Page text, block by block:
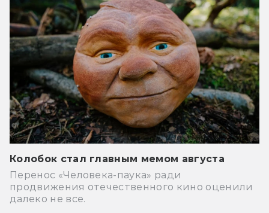
Колобок стал главным мемом августа
Перенос «Человека-паука» ради
продвижения отечественного кино оценили
далеко не все.